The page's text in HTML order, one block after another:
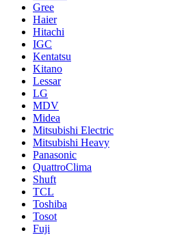
Gree
Haier
Hitachi
IGC
Kentatsu
Kitano
Lessar
LG
MDV
Midea
Mitsubishi Electric
Mitsubishi Heavy
Panasonic
QuattroClima
Shuft
TCL
Toshiba
Tosot
Fuji